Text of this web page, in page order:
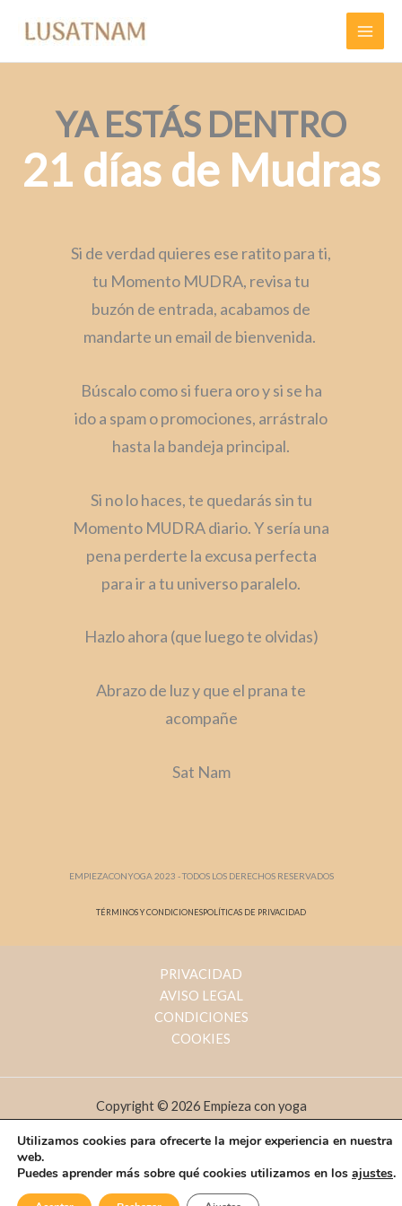
YA ESTÁS DENTRO
21 días de Mudras
Si de verdad quieres ese ratito para ti,
tu Momento MUDRA, revisa tu
buzón de entrada, acabamos de
mandarte un email de bienvenida.
Búscalo como si fuera oro y si se ha
ido a spam o promociones, arrástralo
hasta la bandeja principal.
Si no lo haces, te quedarás sin tu
Momento MUDRA diario. Y sería una
pena perderte la excusa perfecta
para ir a tu universo paralelo.
Hazlo ahora (que luego te olvidas)
Abrazo de luz y que el prana te
acompañe
Sat Nam
EMPIEZACONYOGA 2023 - TODOS LOS DERECHOS RESERVADOS
TÉRMINOS Y CONDICIONESPOLÍTICAS DE PRIVACIDAD
PRIVACIDAD
AVISO LEGAL
CONDICIONES
COOKIES
Copyright © 2026 Empieza con yoga
Utilizamos cookies para ofrecerte la mejor experiencia en nuestra
web.
Puedes aprender más sobre qué cookies utilizamos en los ajustes.